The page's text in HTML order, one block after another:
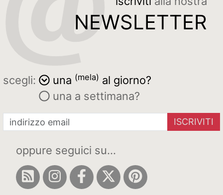
NEWSLETTER
scegli: una (mela) al giorno?
una a settimana?
ISCRIVITI
oppure seguici su...